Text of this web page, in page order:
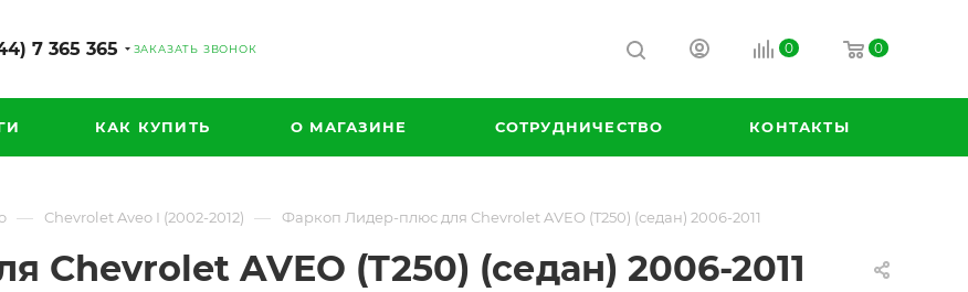
7 365 365 ЗАКАЗАТЬ ЗВОНОК 0 0
КАК КУПИТЬ О МАГАЗИНЕ СОТРУДНИЧЕСТВО КОНТАКТЫ
— Chevrolet Aveo I (2002-2012) — Фаркоп Лидер-плюс для Chevrolet AVEO (T250) (седан) 2006-2011
AVEO (T250) (седан) 2006-2011